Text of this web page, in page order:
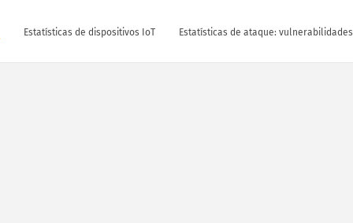
Estatísticas de dispositivos IoT Estatísticas de ataque: vulnerabilidades